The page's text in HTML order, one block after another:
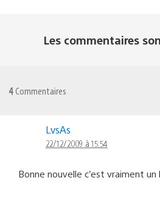
Les commentaires
4 Commentaires
LvsAs
22/12/2009 à 15:54
Bonne nouvelle c’est vraiment